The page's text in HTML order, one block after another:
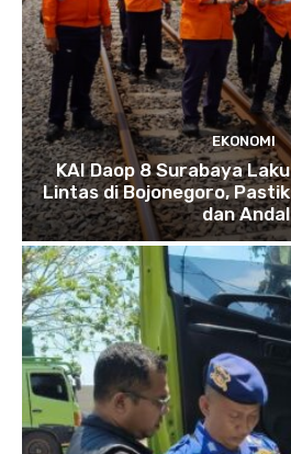
EKONOMI
KAI Daop 8 Surabaya
Lintas di Bojonegoro,
dan Andal